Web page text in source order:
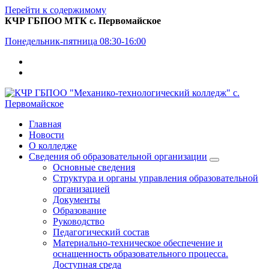
Перейти к содержимому
КЧР ГБПОО МТК с. Первомайское
Понедельник-пятница 08:30-16:00
Главная
Новости
О колледже
Сведения об образовательной организации
Основные сведения
Структура и органы управления образовательной
организацией
Документы
Образование
Руководство
Педагогический состав
Материально-техническое обеспечение и
оснащенность образовательного процесса.
Доступная среда